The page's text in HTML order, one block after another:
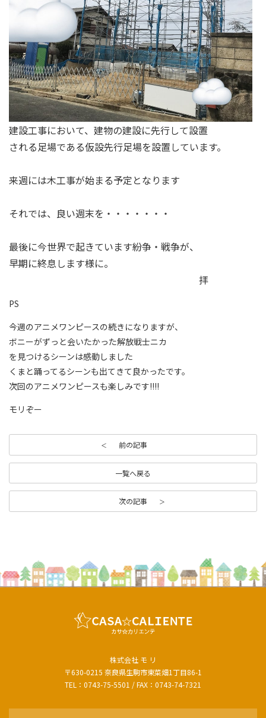
建設工事において、建物の建設に先行して設置
される足場である仮設先行足場を設置しています。
来週には木工事が始まる予定となります
それでは、良い週末を・・・・・・・
最後に今世界で起きています紛争・戦争が、
早期に終息します様に。
拝
PS
今週のアニメワンピースの続きになりますが、
ボニーがずっと会いたかった解放戦士ニカ
を見つけるシーンは感動しました
くまと踊ってるシーンも出てきて良かったです。
次回のアニメワンピースも楽しみです!!!!
モリぞー
前の記事
一覧へ戻る
次の記事
株式会社 モ リ
〒630-0215 奈良県生駒市東菜畑1丁目86-1
TEL：0743-75-5501 / FAX：0743-74-7321